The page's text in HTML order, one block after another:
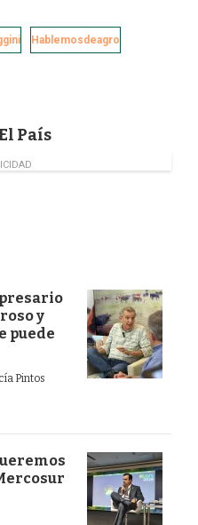
Hablemosdeagro
País
y
puede
Pintos